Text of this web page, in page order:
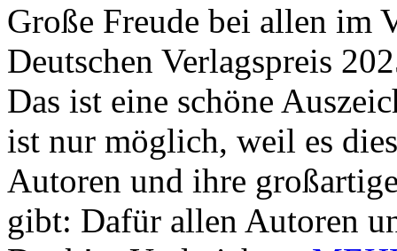
Große Freude bei allen im
Deutschen Verlagspreis
Das ist eine schöne
ist nur möglich, weil es
Autoren und ihre
gibt: Dafür allen Autoren